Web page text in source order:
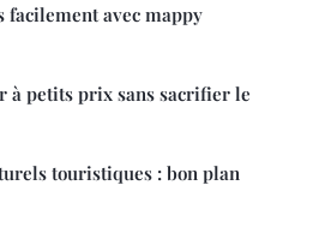
facilement avec mappy
à petits prix sans sacrifier le
touristiques : bon plan